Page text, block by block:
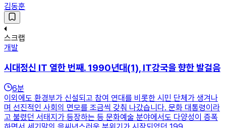
김동훈
스크랩
개발
시대정신 IT 열한 번째. 1990년대(1), IT강국을 향한 발걸음
6분
이외에도 환경부가 신설되고 참여 연대를 비롯한 시민 단체가 생겨나
며 선진적인 사회의 면모를 조금씩 갖춰 나갔습니다. 문화 대통령이라
고 불렸던 서태지가 등장하는 등 문화예술 분야에서도 다양성이 증폭